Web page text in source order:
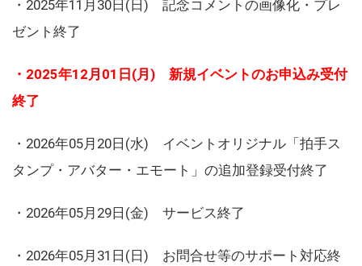
・2025年11月30日(日) 記念コメントの画像化・プレ
ゼント終了
・2025年12月01日(月) 新規イベントのお申込み受付
終了
・2026年05月20日(水) イベントオリジナル「拍手ス
タンプ・アバター・エモート」の追加登録受付終了
・2026年05月29日(金) サービス終了
・2026年05月31日(日) お問合せ等のサポート対応終